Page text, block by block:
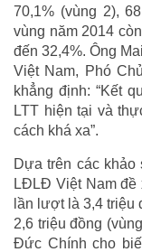
70,1% (vùng 2),
vùng năm 2014
đến 32,4%. Ông
Việt Nam, Phó
khẳng định: “Kết
LTT hiện tại và
cách khá xa”.
Dựa trên các
LĐLĐ Việt Nam đề
lần lượt là 3,4 triệu
2,6 triệu đồng
Đức Chính cho